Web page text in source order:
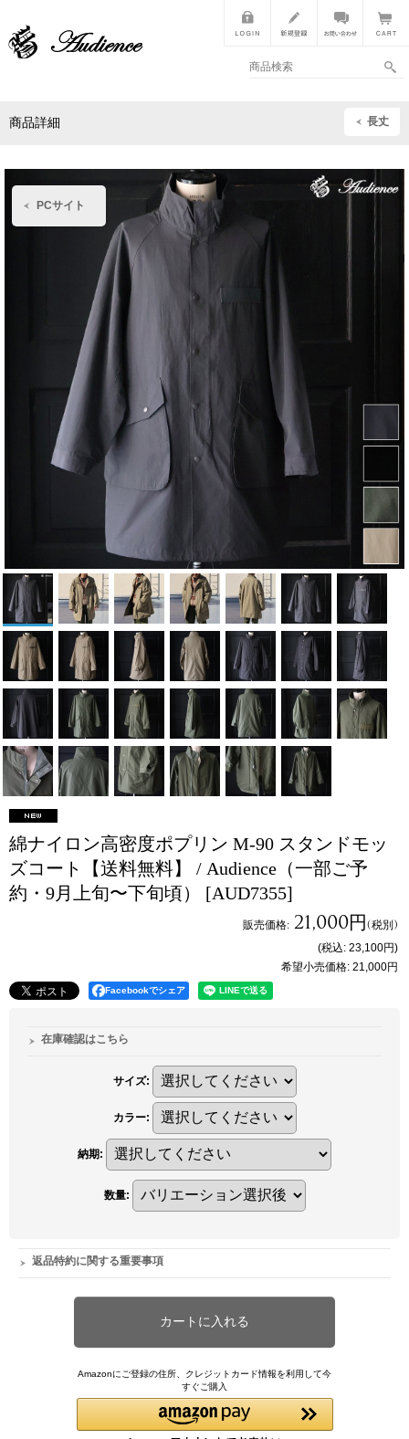
PCサイト
商品詳細 長丈
綿ナイロン高密度ポプリン M-90 スタンドモッ
ズコート【送料無料】 / Audience（一部ご予
約・9月上旬〜下旬頃） [AUD7355]
販売価格: 21,000円(税別)
(税込: 23,100円)
希望小売価格: 21,000円
Facebookでシェア
在庫確認はこちら
サイズ:
カラー:
納期:
数量:
返品特約に関する重要事項
Amazonにご登録の住所、クレジットカード情報を利用して今
すぐご購入